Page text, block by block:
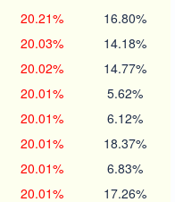
20.21% 16.80%
20.03% 14.18%
20.02% 14.77%
20.01% 5.62%
20.01% 6.12%
20.01% 18.37%
20.01% 6.83%
20.01% 17.26%